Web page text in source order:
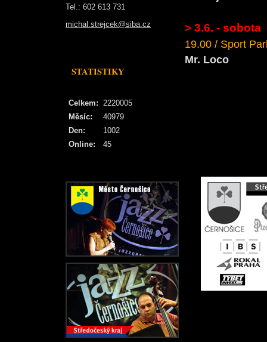
Tel.: 602 613 731
michal.strejcek@siba.cz
STATISTIKY
Online: 45
Celkem: 2220005
Měsíc:
40979
Den:
1002
> 3.6. - sobota
19.00 / Sport
Mr. Loco